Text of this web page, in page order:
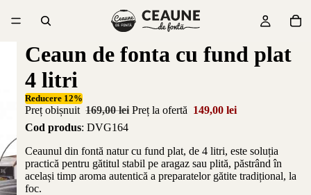
Ceaun de fonta cu fund plat
4 litri
Reducere 12%
Preț obișnuit 169,00 lei Preț la ofertă 149,00 lei
Cod produs: DVG164
Ceaunul din fontă natur cu fund plat, de 4 litri, este soluția
practică pentru gătitul stabil pe aragaz sau plită, păstrând în
același timp aroma autentică a preparatelor gătite tradițional, la
foc.